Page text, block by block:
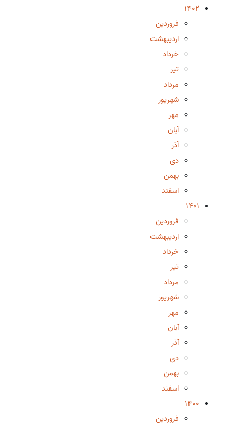
1402
فروردین
اردیبهشت
خرداد
تیر
مرداد
شهریور
مهر
آبان
آذر
دی
بهمن
اسفند
1401
فروردین
اردیبهشت
خرداد
تیر
مرداد
شهریور
مهر
آبان
آذر
دی
بهمن
اسفند
1400
فروردین